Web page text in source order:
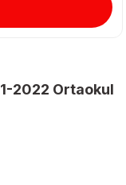
2022 Ortaokul